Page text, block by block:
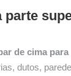
parte
de cima para
dutos,